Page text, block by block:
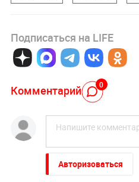
Подписаться на LIFE
Комментарий 0
Авторизоваться